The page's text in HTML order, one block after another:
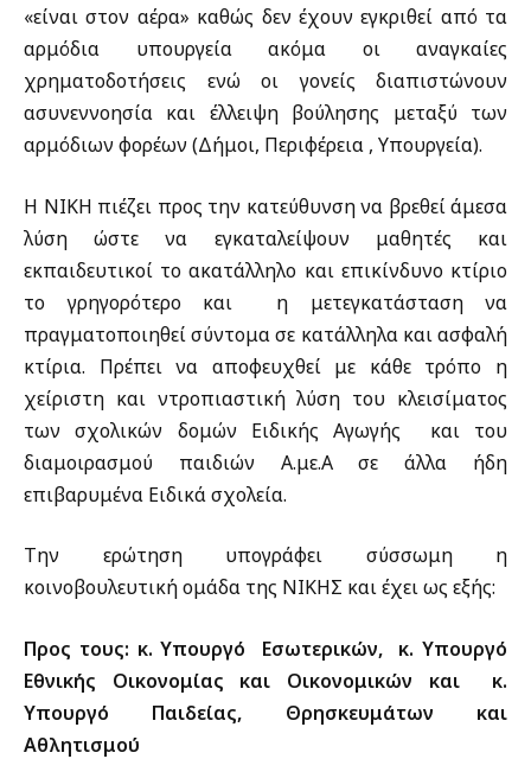
«είναι στον αέρα» καθώς δεν έχουν εγκριθεί από τα
αρμόδια υπουργεία ακόμα οι αναγκαίες
χρηματοδοτήσεις ενώ οι γονείς διαπιστώνουν
ασυνεννοησία και έλλειψη βούλησης μεταξύ των
αρμόδιων φορέων (Δήμοι, Περιφέρεια , Υπουργεία).
Η ΝΙΚΗ πιέζει προς την κατεύθυνση να βρεθεί άμεσα
λύση ώστε να εγκαταλείψουν μαθητές και
εκπαιδευτικοί το ακατάλληλο και επικίνδυνο κτίριο
το γρηγορότερο και η μετεγκατάσταση να
πραγματοποιηθεί σύντομα σε κατάλληλα και ασφαλή
κτίρια. Πρέπει να αποφευχθεί με κάθε τρόπο η
χείριστη και ντροπιαστική λύση του κλεισίματος
των σχολικών δομών Ειδικής Αγωγής και του
διαμοιρασμού παιδιών Α.με.Α σε άλλα ήδη
επιβαρυμένα Ειδικά σχολεία.
Την ερώτηση υπογράφει σύσσωμη η
κοινοβουλευτική ομάδα της ΝΙΚΗΣ και έχει ως εξής:
Προς τους: κ. Υπουργό Εσωτερικών, κ. Υπουργό
Εθνικής Οικονομίας και Οικονομικών και κ.
Υπουργό Παιδείας, Θρησκευμάτων και
Αθλητισμού